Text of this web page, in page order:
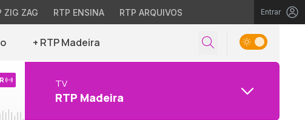
ZIG ZAG RTP ENSINA RTP ARQUIVOS Entrar
+ RTP Madeira
TV
RTP Madeira